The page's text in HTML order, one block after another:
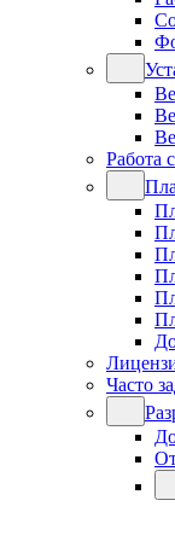
Работа
Часто